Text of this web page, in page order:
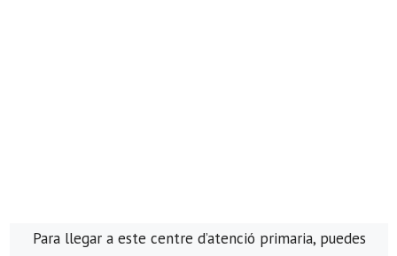
Para llegar a este centre d’atenció primaria, puedes